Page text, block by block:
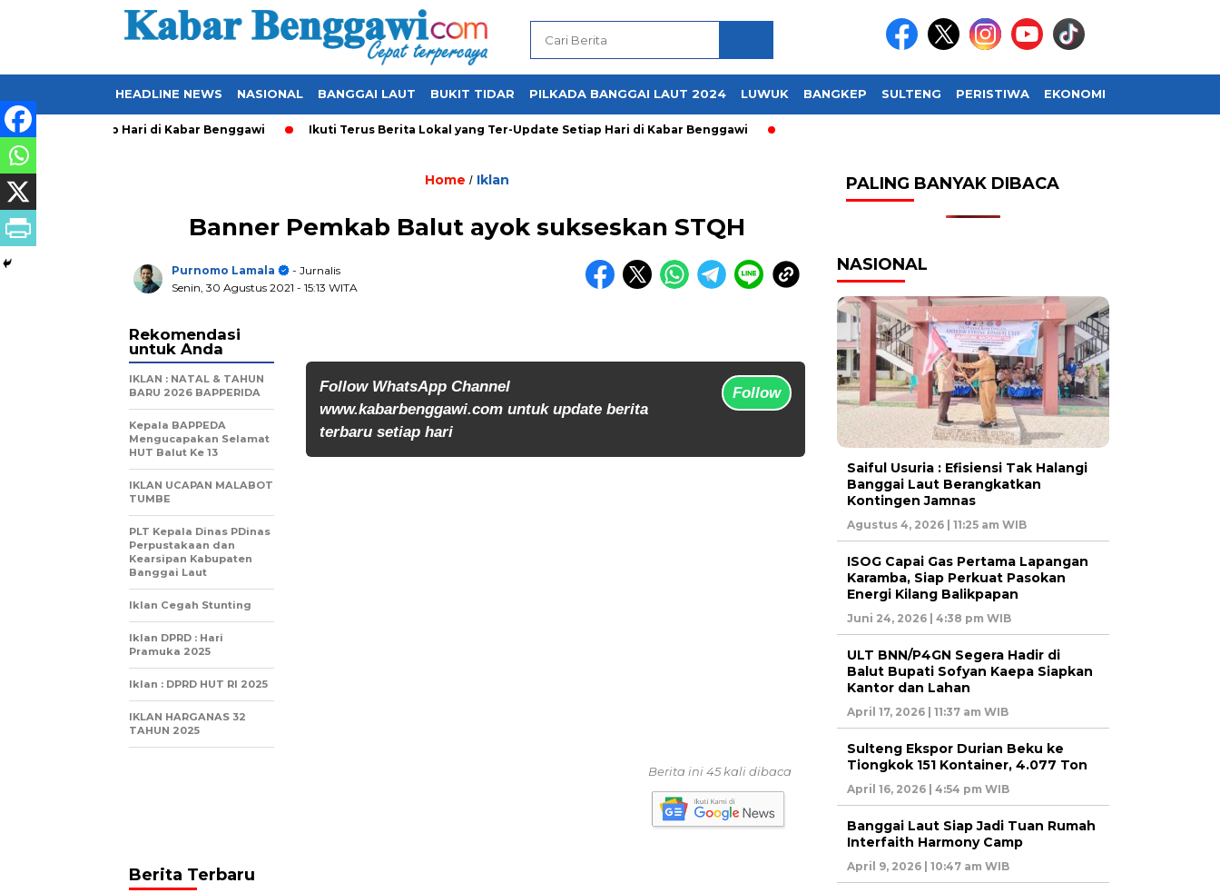
HEADLINE NEWS NASIONAL BANGGAI LAUT BUKIT TIDAR PILKADA BANGGAI LAUT 2024 LUWUK BANGKEP SULTENG PERISTIWA EKONOMI
Setiap Hari di Kabar Benggawi Ikuti Terus Berita Lokal yang Ter-Update Setiap Hari di Kabar Benggawi
Home / Iklan
Banner Pemkab Balut ayok sukseskan STQH
Purnomo Lamala
- Jurnalis
Senin, 30 Agustus 2021 - 15:13 WITA
Follow WhatsApp Channel
www.kabarbenggawi.com untuk update berita
terbaru setiap hari
Follow
Rekomendasi
untuk Anda
IKLAN : NATAL & TAHUN
BARU 2026 BAPPERIDA
Kepala BAPPEDA
Mengucapakan Selamat
HUT Balut Ke 13
IKLAN UCAPAN MALABOT
TUMBE
PLT Kepala Dinas PDinas
Perpustakaan dan
Kearsipan Kabupaten
Banggai Laut
Iklan Cegah Stunting
Iklan DPRD : Hari
Pramuka 2025
Iklan : DPRD HUT RI 2025
IKLAN HARGANAS 32
TAHUN 2025
Berita ini 45 kali dibaca
Berita Terbaru
PALING BANYAK DIBACA
NASIONAL
Saiful Usuria : Efisiensi Tak Halangi
Banggai Laut Berangkatkan
Kontingen Jamnas
Agustus 4, 2026 | 11:25 am WIB
ISOG Capai Gas Pertama Lapangan
Karamba, Siap Perkuat Pasokan
Energi Kilang Balikpapan
Juni 24, 2026 | 4:38 pm WIB
ULT BNN/P4GN Segera Hadir di
Balut Bupati Sofyan Kaepa Siapkan
Kantor dan Lahan
April 17, 2026 | 11:37 am WIB
Sulteng Ekspor Durian Beku ke
Tiongkok 151 Kontainer, 4.077 Ton
April 16, 2026 | 4:54 pm WIB
Banggai Laut Siap Jadi Tuan Rumah
Interfaith Harmony Camp
April 9, 2026 | 10:47 am WIB